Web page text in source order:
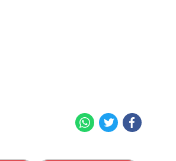
Facebook
Twitter